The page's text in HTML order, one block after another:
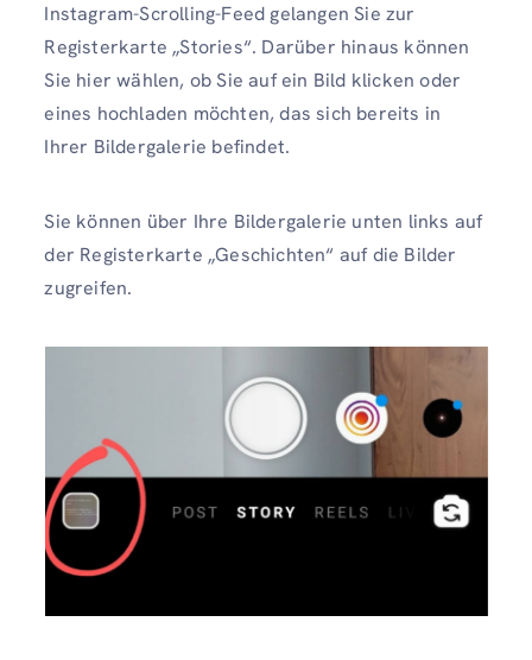
Instagram-Scrolling-Feed gelangen Sie zur
Registerkarte „Stories“. Darüber hinaus können
Sie hier wählen, ob Sie auf ein Bild klicken oder
eines hochladen möchten, das sich bereits in
Ihrer Bildergalerie befindet.
Sie können über Ihre Bildergalerie unten links auf
der Registerkarte „Geschichten“ auf die Bilder
zugreifen.